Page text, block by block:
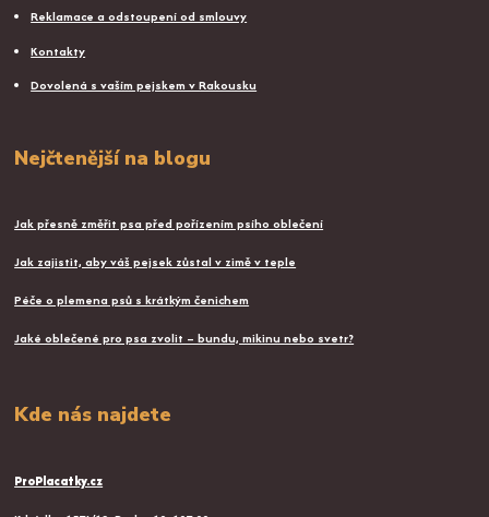
Reklamace a odstoupení od smlouvy
Kontakty
Dovolená s vaším pejskem v Rakousku
Nejčtenější na blogu
Jak přesně změřit psa před pořízením psího oblečení
Jak zajistit, aby váš pejsek zůstal v zimě v teple
Péče o plemena psů s krátkým čenichem
Jaké oblečené pro psa zvolit – bundu, mikinu nebo svetr?
Kde nás najdete
ProPlacatky.cz